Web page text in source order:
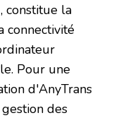
constitue la
connectivité
Pour une
d'AnyTrans
des